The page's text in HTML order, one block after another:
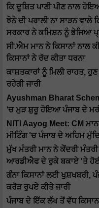
ਕਿ ਦੂਸ਼ਿਤ ਪਾਣੀ ਪੀਣ ਨਾਲ
ਝੋਨੇ ਦੀ ਪਰਾਲੀ ਨਾ ਸਾੜਨ ਵਾਲੇ
ਸਰਕਾਰ ਨੇ ਕਮਿਸ਼ਨ ਨੂੰ ਭੇਜਿਆ
ਸੀ.ਐਮ ਮਾਨ ਨੇ ਕਿਸਾਨਾਂ ਨਾਲ
ਕਿਸਾਨਾਂ ਨੇ ਰੱਦ ਕੀਤਾ ਧਰਨਾ
ਕਾਸ਼ਤਕਾਰਾਂ ਨੂੰ ਮਿਲੀ ਰਾਹਤ,
ਰਹੇਗੀ ਜਾਰੀ
Ayushman Bharat
'ਚ ਮੁੜ ਸ਼ੁਰੂ ਹੋਇਆ ਪੰਜਾਬ ਦੇ
NITI Aayog Meet: CM
ਮੀਟਿੰਗ 'ਚ ਪੰਜਾਬ ਦੇ ਅਹਿਮ
ਮੁੱਖ ਮੰਤਰੀ ਮਾਨ ਨੇ ਕੇਂਦਰੀ
ਆਰਡੀਐਫ ਦੇ ਰੁਕੇ ਬਕਾਏ 'ਤੇ
ਗੰਨਾ ਕਿਸਾਨਾਂ ਲਈ ਖੁਸ਼ਖਬਰੀ,
ਕਰੋੜ ਰੁਪਏ ਕੀਤੇ ਜਾਰੀ
ਪੰਜਾਬ ਦੇ ਇੱਕ ਲੱਖ ਤੋਂ ਵੱਧ